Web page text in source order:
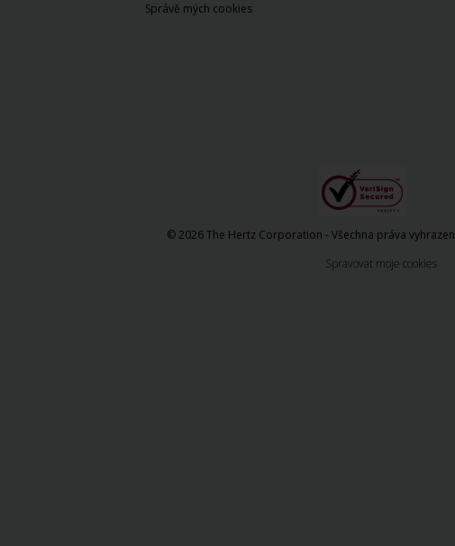
Správě mých cookies
© 2026 The Hertz Corporation - Všechna práva
Spravovat moje cookies